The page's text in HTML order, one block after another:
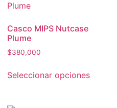
Casco MIPS Nutcase
Plume
$380,000
Seleccionar opciones